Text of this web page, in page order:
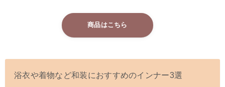
商品はこちら
浴衣や着物など和装におすすめのインナー3選